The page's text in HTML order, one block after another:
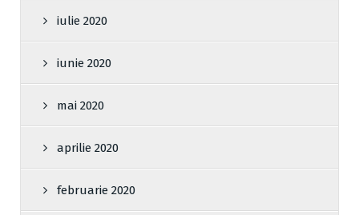
iulie 2020
iunie 2020
mai 2020
aprilie 2020
februarie 2020